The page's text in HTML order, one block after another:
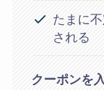
たまに
される
クーポンを